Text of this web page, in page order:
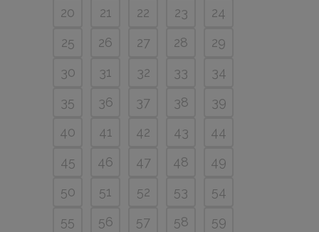
20
21 22 23
24
25
26 27 28
29
30
31 32 33
34
35
36 37 38
39
40
41 42 43
44
45
46 47 48
49
50
51 52 53
54
55
56 57 58
59